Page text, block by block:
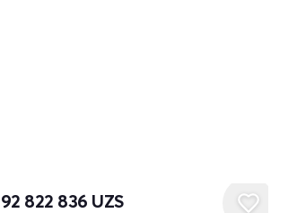
92 822 836 UZS